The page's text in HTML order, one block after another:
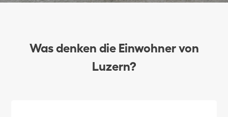
Was denken die Einwohner von
Luzern?